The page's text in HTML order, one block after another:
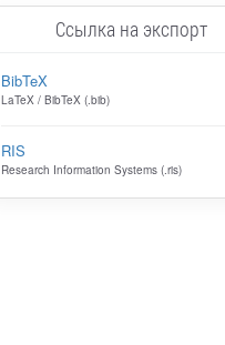
Ссылка на экспорт
BibTeX
LaTeX / BibTeX (.bib)
RIS
Research Information Systems (.ris)